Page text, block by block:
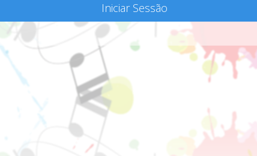
Iniciar Sessão